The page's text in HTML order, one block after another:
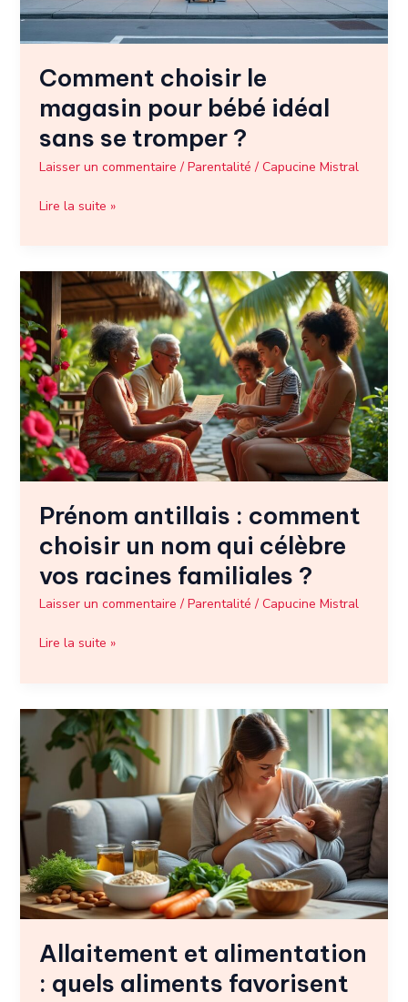
Comment choisir le
magasin pour bébé idéal
sans se tromper ?
Laisser un commentaire / Parentalité / Capucine Mistral
se
Lire la suite »
Prénom antillais : comment
choisir un nom qui célèbre
vos racines familiales ?
Laisser un commentaire / Parentalité / Capucine Mistral
Prénom
antillais
:
comment
choisir
un
nom
qui
célèbre
vos
familiales
Lire la suite »
Allaitement et alimentation
: quels aliments favorisent
Allaitement
et
alimentation
:
quels
aliments
favorisent
la
lactation
chez
mère